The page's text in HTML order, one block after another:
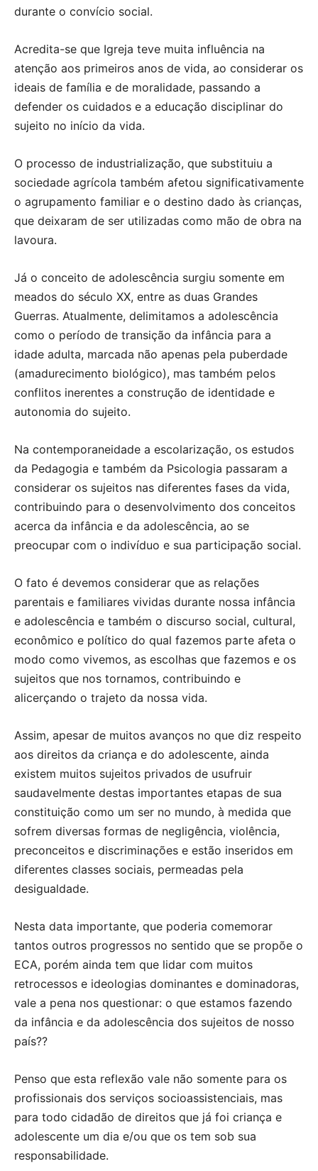
durante o convício social.
Acredita-se que Igreja teve muita influência na
atenção aos primeiros anos de vida, ao considerar os
ideais de família e de moralidade, passando a
defender os cuidados e a educação disciplinar do
sujeito no início da vida.
O processo de industrialização, que substituiu a
sociedade agrícola também afetou significativamente
o agrupamento familiar e o destino dado às crianças,
que deixaram de ser utilizadas como mão de obra na
lavoura.
Já o conceito de adolescência surgiu somente em
meados do século XX, entre as duas Grandes
Guerras. Atualmente, delimitamos a adolescência
como o período de transição da infância para a
idade adulta, marcada não apenas pela puberdade
(amadurecimento biológico), mas também pelos
conflitos inerentes a construção de identidade e
autonomia do sujeito.
Na contemporaneidade a escolarização, os estudos
da Pedagogia e também da Psicologia passaram a
considerar os sujeitos nas diferentes fases da vida,
contribuindo para o desenvolvimento dos conceitos
acerca da infância e da adolescência, ao se
preocupar com o indivíduo e sua participação social.
O fato é devemos considerar que as relações
parentais e familiares vividas durante nossa infância
e adolescência e também o discurso social, cultural,
econômico e político do qual fazemos parte afeta o
modo como vivemos, as escolhas que fazemos e os
sujeitos que nos tornamos, contribuindo e
alicerçando o trajeto da nossa vida.
Assim, apesar de muitos avanços no que diz respeito
aos direitos da criança e do adolescente, ainda
existem muitos sujeitos privados de usufruir
saudavelmente destas importantes etapas de sua
constituição como um ser no mundo, à medida que
sofrem diversas formas de negligência, violência,
preconceitos e discriminações e estão inseridos em
diferentes classes sociais, permeadas pela
desigualdade.
Nesta data importante, que poderia comemorar
tantos outros progressos no sentido que se propõe o
ECA, porém ainda tem que lidar com muitos
retrocessos e ideologias dominantes e dominadoras,
vale a pena nos questionar: o que estamos fazendo
da infância e da adolescência dos sujeitos de nosso
país??
Penso que esta reflexão vale não somente para os
profissionais dos serviços socioassistenciais, mas
para todo cidadão de direitos que já foi criança e
adolescente um dia e/ou que os tem sob sua
responsabilidade.